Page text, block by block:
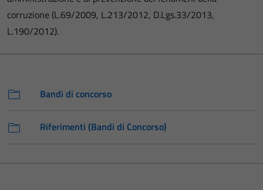
corruzione (L.69/2009, L.213/2012, D.Lgs.33/2013,
L.190/2012).
Bandi di concorso
Riferimenti (Bandi di Concorso)